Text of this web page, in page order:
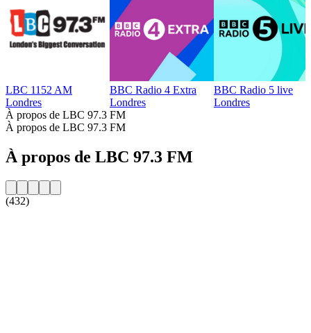
LBC 1152 AM
Londres
BBC Radio 4 Extra
Londres
BBC Radio 5 live
Londres
À propos de LBC 97.3 FM
À propos de LBC 97.3 FM
À propos de LBC 97.3 FM
(432)